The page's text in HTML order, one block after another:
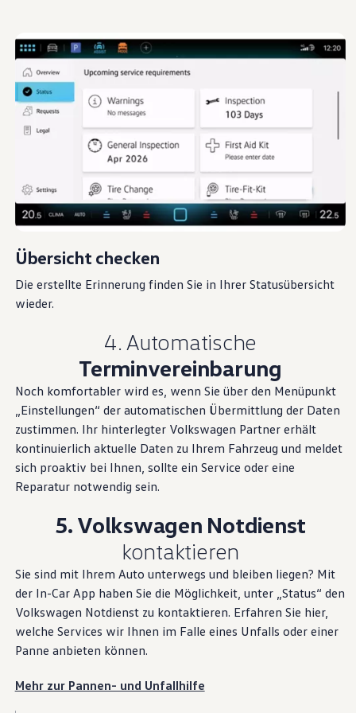
Dienste für Ihr Modell finden
Startseite Besitzer und Service Digitale Extras
Verbunden mit einer Welt
voller Möglichkeiten
bilden ein starkes Team. Sie haben wichtige
Informationen immer griffbereit, steuern
Funktionen bequem und sind auch unterwegs mit
--:--
Verbleibende Zeit, --:--
Funktionen und
Pakete, die zu Ihnen
passen
Übersicht checken
Die erstellte Erinnerung finden Sie in Ihrer Statusübersicht
wieder.
4. Automatische
Terminvereinbarung
Noch komfortabler wird es, wenn Sie über den Menüpunkt
„Einstellungen“ der automatischen Übermittlung der Daten
zustimmen. Ihr hinterlegter Volkswagen Partner erhält
kontinuierlich aktuelle Daten zu Ihrem Fahrzeug und meldet
sich proaktiv bei Ihnen, sollte ein Service oder eine
Reparatur notwendig sein.
5. Volkswagen Notdienst
kontaktieren
Sie sind mit Ihrem Auto unterwegs und bleiben liegen? Mit
der In-Car App haben Sie die Möglichkeit, unter „Status“ den
Volkswagen Notdienst zu kontaktieren. Erfahren Sie hier,
welche Services wir Ihnen im Falle eines Unfalls oder einer
Panne anbieten können.
Mehr zur Pannen- und Unfallhilfe